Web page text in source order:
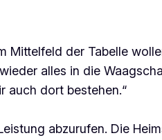
Mittelfeld der Tabelle
alles in die
auch dort bestehen.“
abzurufen. Die